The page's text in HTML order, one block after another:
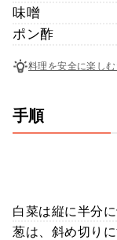
味噌
ポン酢
料理を安全に楽し
手順
白菜は縦に半分
葱は、斜め切り